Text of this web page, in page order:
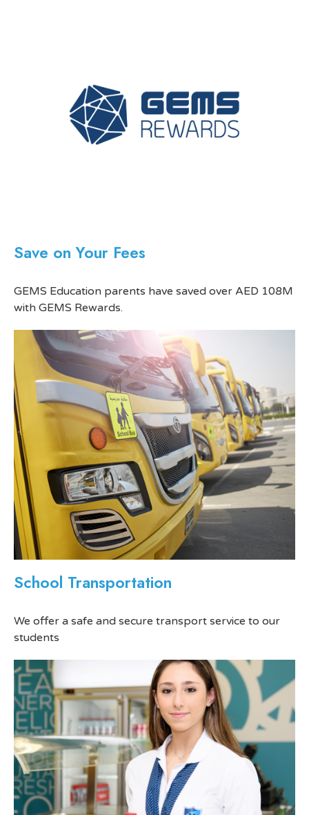
Save on Your Fees
GEMS Education parents have saved over AED 108M
with GEMS Rewards.
School Transportation
We offer a safe and secure transport service to our
students